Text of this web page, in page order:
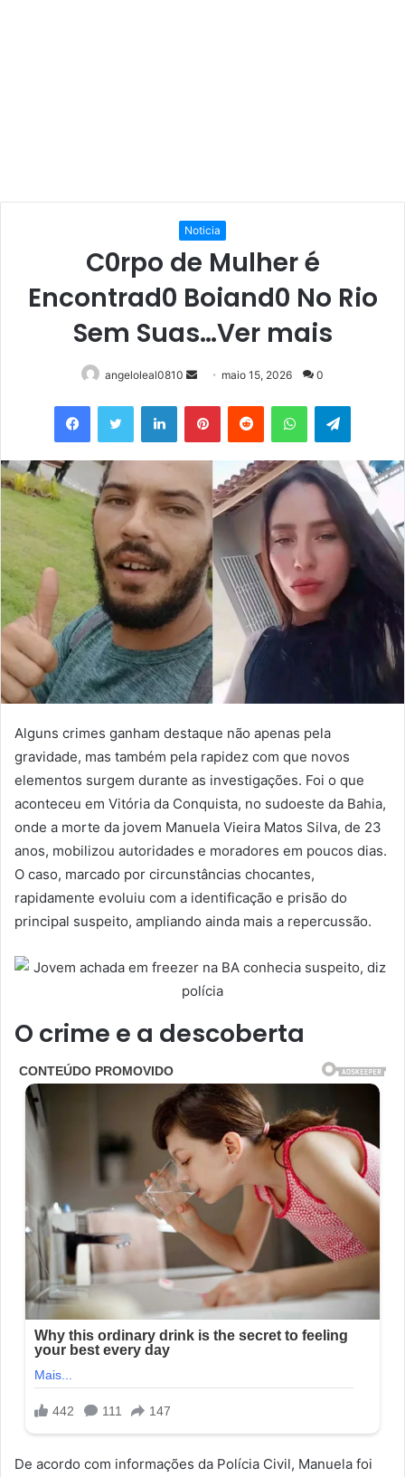
Noticia
C0rpo de Mulher é
Encontrad0 Boiand0 No Rio
Sem Suas…Ver mais
angeloleal0810
Mande
e-
maio 15, 2026 0
FacebookTwitter LinkedinPinterestReddit WhatsAppTelegram
Alguns crimes ganham destaque não apenas pela
gravidade, mas também pela rapidez com que novos
elementos surgem durante as investigações. Foi o que
aconteceu em Vitória da Conquista, no sudoeste da Bahia,
onde a morte da jovem Manuela Vieira Matos Silva, de 23
anos, mobilizou autoridades e moradores em poucos dias.
O caso, marcado por circunstâncias chocantes,
rapidamente evoluiu com a identificação e prisão do
principal suspeito, ampliando ainda mais a repercussão.
O crime e a descoberta
De acordo com informações da Polícia Civil, Manuela foi